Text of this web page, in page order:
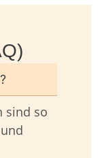
sind so